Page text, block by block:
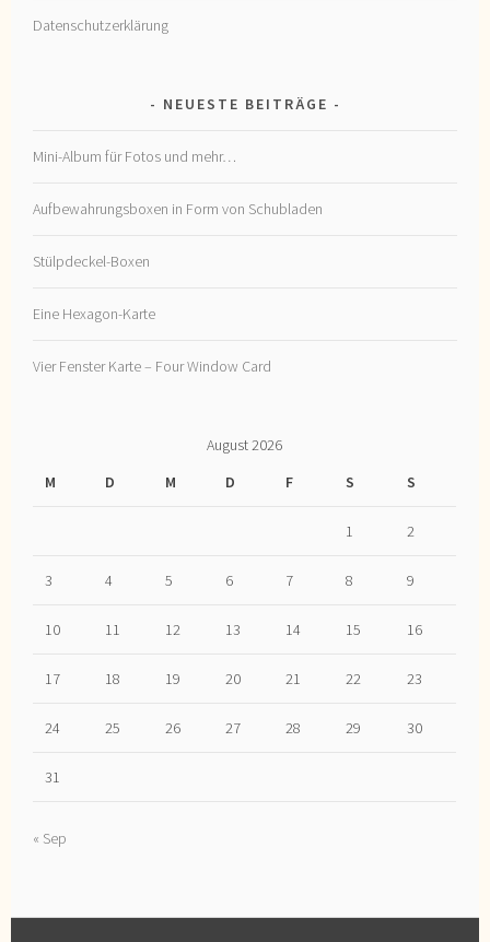
Datenschutzerklärung
NEUESTE BEITRÄGE
Mini-Album für Fotos und mehr…
Aufbewahrungsboxen in Form von Schubladen
Stülpdeckel-Boxen
Eine Hexagon-Karte
Vier Fenster Karte – Four Window Card
August 2026
M
D M D F S S
1 2
3 4 5 6 7 8 9
10 11 12 13 14 15 16
17 18 19 20 21 22 23
24 25 26 27 28 29 30
31
« Sep